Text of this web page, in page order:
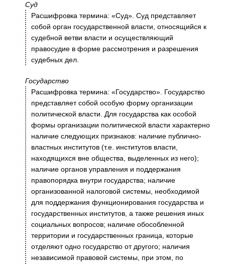
Суд
Расшифровка термина: «Суд». Суд представляет
собой орган государственной власти, относящийся к
судебной ветви власти и осуществляющий
правосудие в форме рассмотрения и разрешения
судебных дел.
Государство
Расшифровка термина: «Государство». Государство
представляет собой особую форму организации
политической власти. Для государства как особой
формы организации политической власти характерно
наличие следующих признаков: наличие публично-
властных институтов (т.е. институтов власти,
находящихся вне общества, выделенных из него);
наличие органов управления и поддержания
правопорядка внутри государства; наличие
организованной налоговой системы, необходимой
для поддержания функционирования государства и
государственных институтов, а также решения иных
социальных вопросов; наличие обособленной
территории и государственных граница, которые
отделяют одно государство от другого; наличия
независимой правовой системы, при этом, по